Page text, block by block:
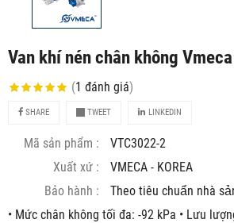
Van khí nén chân không Vmeca
(1 đánh giá)
SHARE TWEET LINKEDIN
Mã sản phẩm :
VTC3022-2
Xuất xứ :
VMECA - KOREA
Bảo hành :
Theo tiêu chuẩn nhà
• Mức chân không tối đa: -92 kPa • Lưu